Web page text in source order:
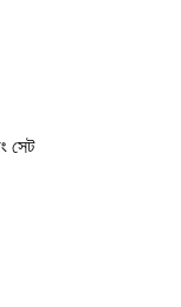
সেট